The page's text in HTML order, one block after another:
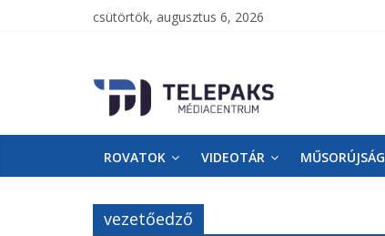
csütörtök, augusztus 6, 2026
TelePaks
Médiacentrum
TelePaks
Kistérségi
Televízió
honlapja
ROVATOK VIDEOTÁR MŰSORÚJSÁG
vezetőedző